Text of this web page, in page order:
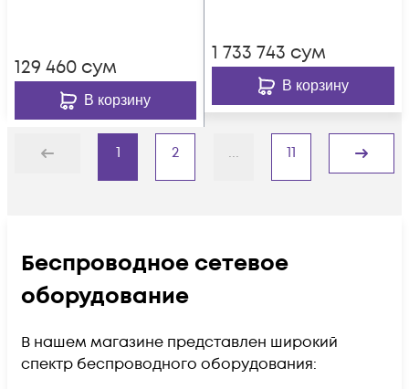
129 460 сум
В корзину
1 733 743 сум
В корзину
Назад
1 2 ... 11
Дальше
Беспроводное сетевое
оборудование
В нашем магазине представлен широкий
спектр беспроводного оборудования: